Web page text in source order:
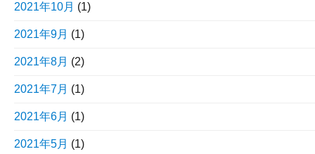
2021年10月 (1)
2021年9月 (1)
2021年8月 (2)
2021年7月 (1)
2021年6月 (1)
2021年5月 (1)